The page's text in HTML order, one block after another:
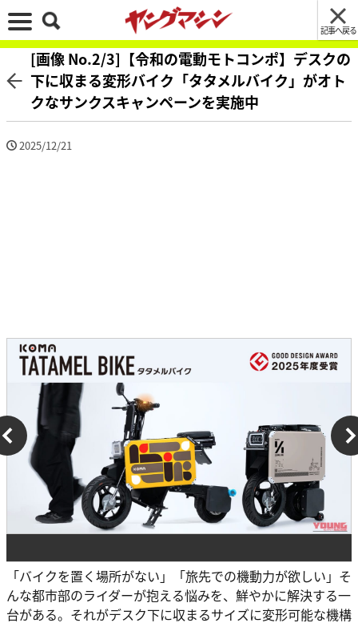
記事へ戻る
[画像 No.2/3]【令和の電動モトコンポ】デスクの
下に収まる変形バイク「タタメルバイク」がオト
クなサンクスキャンペーンを実施中
2025/12/21
「バイクを置く場所がない」「旅先での機動力が欲しい」そ
んな都市部のライダーが抱える悩みを、鮮やかに解決する一
台がある。それがデスク下に収まるサイズに変形可能な機構